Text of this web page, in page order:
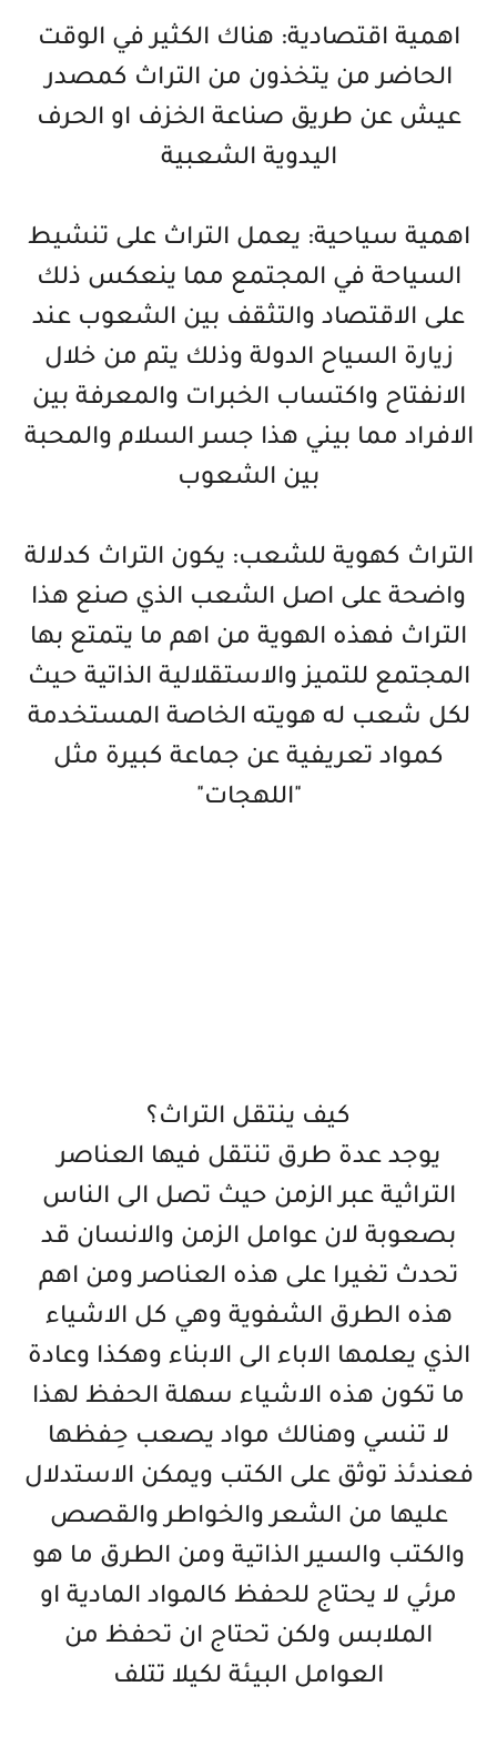
اهمية اقتصادية: هناك الكثير في الوقت
الحاضر من يتخذون من التراث كمصدر
عيش عن طريق صناعة الخزف او الحرف
اليدوية الشعبية
اهمية سياحية: يعمل التراث على تنشيط
السياحة في المجتمع مما ينعكس ذلك
على الاقتصاد والتثقف بين الشعوب عند
زيارة السياح الدولة وذلك يتم من خلال
الانفتاح واكتساب الخبرات والمعرفة بين
الافراد مما بيني هذا جسر السلام والمحبة
بين الشعوب
التراث كهوية للشعب: يكون التراث كدلالة
واضحة على اصل الشعب الذي صنع هذا
التراث فهذه الهوية من اهم ما يتمتع بها
المجتمع للتميز والاستقلالية الذاتية حيث
لكل شعب له هويته الخاصة المستخدمة
كمواد تعريفية عن جماعة كبيرة مثل
"اللهجات"
كيف ينتقل التراث؟
يوجد عدة طرق تنتقل فيها العناصر
التراثية عبر الزمن حيث تصل الى الناس
بصعوبة لان عوامل الزمن والانسان قد
تحدث تغيرا على هذه العناصر ومن اهم
هذه الطرق الشفوية وهي كل الاشياء
الذي يعلمها الاباء الى الابناء وهكذا وعادة
ما تكون هذه الاشياء سهلة الحفظ لهذا
لا تنسي وهنالك مواد يصعب حِفظها
فعندئذ توثق على الكتب ويمكن الاستدلال
عليها من الشعر والخواطر والقصص
والكتب والسير الذاتية ومن الطرق ما هو
مرئي لا يحتاج للحفظ كالمواد المادية او
الملابس ولكن تحتاج ان تحفظ من
العوامل البيئة لكيلا تتلف